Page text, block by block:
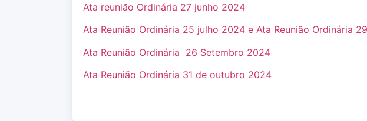
Ata reunião Ordinária 27 junho 2024
Ata Reunião Ordinária 25 julho 2024 e Ata Reunião Ordinária
Ata Reunião Ordinária 26 Setembro 2024
Ata Reunião Ordinária 31 de outubro 2024